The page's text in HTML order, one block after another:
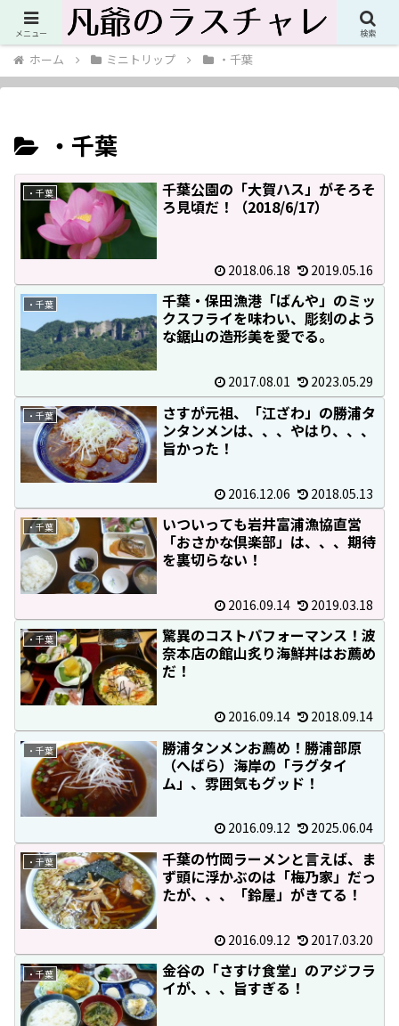
人生これからこれから！ただのジジイの最後の悪あがきブログ
ホーム ミニトリップ ・千葉
・千葉
・千葉
千葉公園の「大賀ハス」がそろそ
ろ見頃だ！（2018/6/17）
2018.06.18 2019.05.16
・千葉
千葉・保田漁港「ばんや」のミッ
クスフライを味わい、彫刻のよう
な鋸山の造形美を愛でる。
2017.08.01 2023.05.29
・千葉
さすが元祖、「江ざわ」の勝浦タ
ンタンメンは、、、やはり、、、
旨かった！
2016.12.06 2018.05.13
・千葉
いついっても岩井富浦漁協直営
「おさかな倶楽部」は、、、期待
を裏切らない！
2016.09.14 2019.03.18
・千葉
驚異のコストパフォーマンス！波
奈本店の館山炙り海鮮丼はお薦め
だ！
2016.09.14 2018.09.14
・千葉
勝浦タンメンお薦め！勝浦部原
（へばら）海岸の「ラグタイ
ム」、雰囲気もグッド！
2016.09.12 2025.06.04
・千葉
千葉の竹岡ラーメンと言えば、ま
ず頭に浮かぶのは「梅乃家」だっ
たが、、、「鈴屋」がきてる！
2016.09.12 2017.03.20
・千葉
金谷の「さすけ食堂」のアジフラ
イが、、、旨すぎる！
メニュー 検索